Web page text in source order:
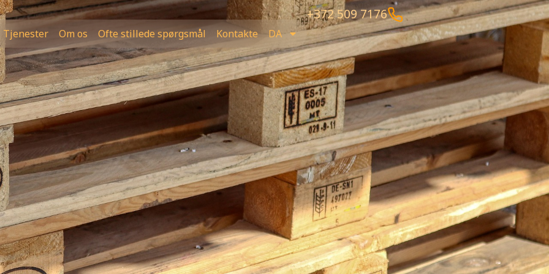
Tjenester Om os Ofte stillede spørgsmål Kontakte DA
+372 509 7176